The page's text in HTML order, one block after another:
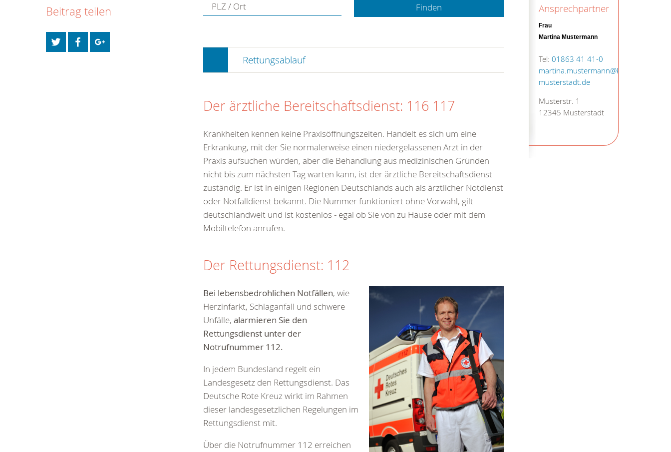
Ansprechpartner
Frau
Martina Mustermann
Tel: 01863 41 41-0
martina.mustermann@kv-
musterstadt.de
Musterstr. 1
12345 Musterstadt
PLZ / Ort
Rettungsablauf
Der ärztliche Bereitschaftsdienst: 116 117
Krankheiten kennen keine Praxisöffnungszeiten. Handelt es sich um eine
Erkrankung, mit der Sie normalerweise einen niedergelassenen Arzt in der
Praxis aufsuchen würden, aber die Behandlung aus medizinischen Gründen
nicht bis zum nächsten Tag warten kann, ist der ärztliche Bereitschaftsdienst
zuständig. Er ist in einigen Regionen Deutschlands auch als ärztlicher Notdienst
oder Notfalldienst bekannt. Die Nummer funktioniert ohne Vorwahl, gilt
deutschlandweit und ist kostenlos - egal ob Sie von zu Hause oder mit dem
Mobiltelefon anrufen.
Der Rettungsdienst: 112
Bei lebensbedrohlichen Notfällen, wie
Herzinfarkt, Schlaganfall und schwere
Unfälle, alarmieren Sie den
Rettungsdienst unter der
Notrufnummer 112.
In jedem Bundesland regelt ein
Landesgesetz den Rettungsdienst. Das
Deutsche Rote Kreuz wirkt im Rahmen
dieser landesgesetzlichen Regelungen im
Rettungsdienst mit.
Über die Notrufnummer 112 erreichen
Beitrag teilen